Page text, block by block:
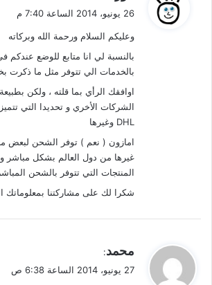
ل
26 يونيو، 2014 الساعة 7:40 م
وعليكم السلام ورحمة الله وبركاته
بالنسبة لي انا متابع للوضع
بالخدمات الي تتوفر مثل ما
اوافقك الرأي بما قلته ، ولكن
الشركات الأخري و تحديدا التي
DHL وغيرها
امازون ( نعم ) توفر الشحن لبعض
غيرها من دول العالم بشكل مباشر
المنتجات التي تتوفر بالشحن المباشر
شكرا لك على مشاركتنا بمعلوماتك
محمد:
27 يونيو، 2014 الساعة 6:38 ص